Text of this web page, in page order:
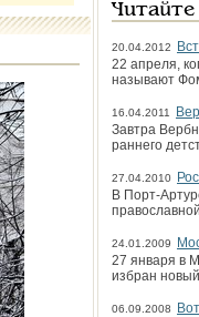
20.04.2012
22 апреля,
называют
16.04.2011
Завтра
раннего
27.04.2010
В Порт-
24.01.2009
27 января в
избран
06.09.2008